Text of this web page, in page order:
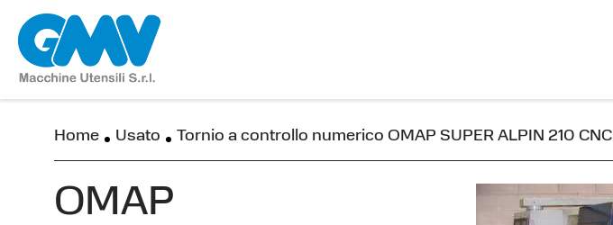
Home Usato Tornio a controllo numerico OMAP SUPER ALPIN 210 CNC
OMAP